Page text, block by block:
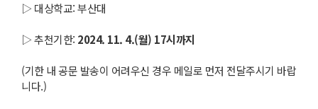
▷ 대상학교: 부산대
▷ 추천기한: 2024. 11. 4.(월) 17시까지
(기한 내 공문 발송이 어려우신 경우 메일로 먼저 전달주시기 바랍
니다.)